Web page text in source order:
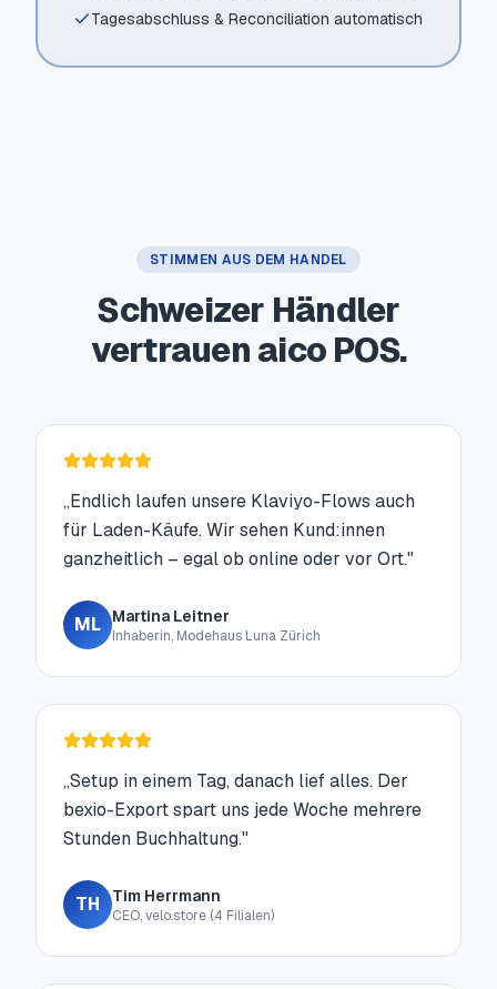
Tagesabschluss & Reconciliation automatisch
STIMMEN AUS DEM HANDEL
Schweizer Händler
vertrauen aico POS.
„Endlich laufen unsere Klaviyo-Flows auch
für Laden-Käufe. Wir sehen Kund:innen
ganzheitlich – egal ob online oder vor Ort."
ML Martina Leitner
Inhaberin, Modehaus Luna Zürich
„Setup in einem Tag, danach lief alles. Der
bexio-Export spart uns jede Woche mehrere
Stunden Buchhaltung."
TH Tim Herrmann
CEO, velo.store (4 Filialen)